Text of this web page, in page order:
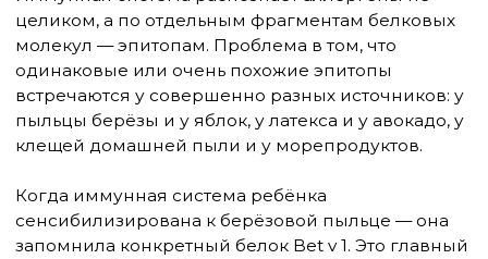
Почему реакция появляется не
сразу
Это важный момент, который сбивает родителей
Ребёнок ел яблоки в 2 года, в 3, в 4 — без
проблем. В 5 лет появилась сезонная аллергия на
берёзу. В 6 — яблоко внезапно стало вызывать
зуд.